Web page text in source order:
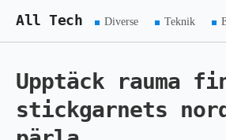
All Tech Diverse Teknik
Upptäck rauma
stickgarnets